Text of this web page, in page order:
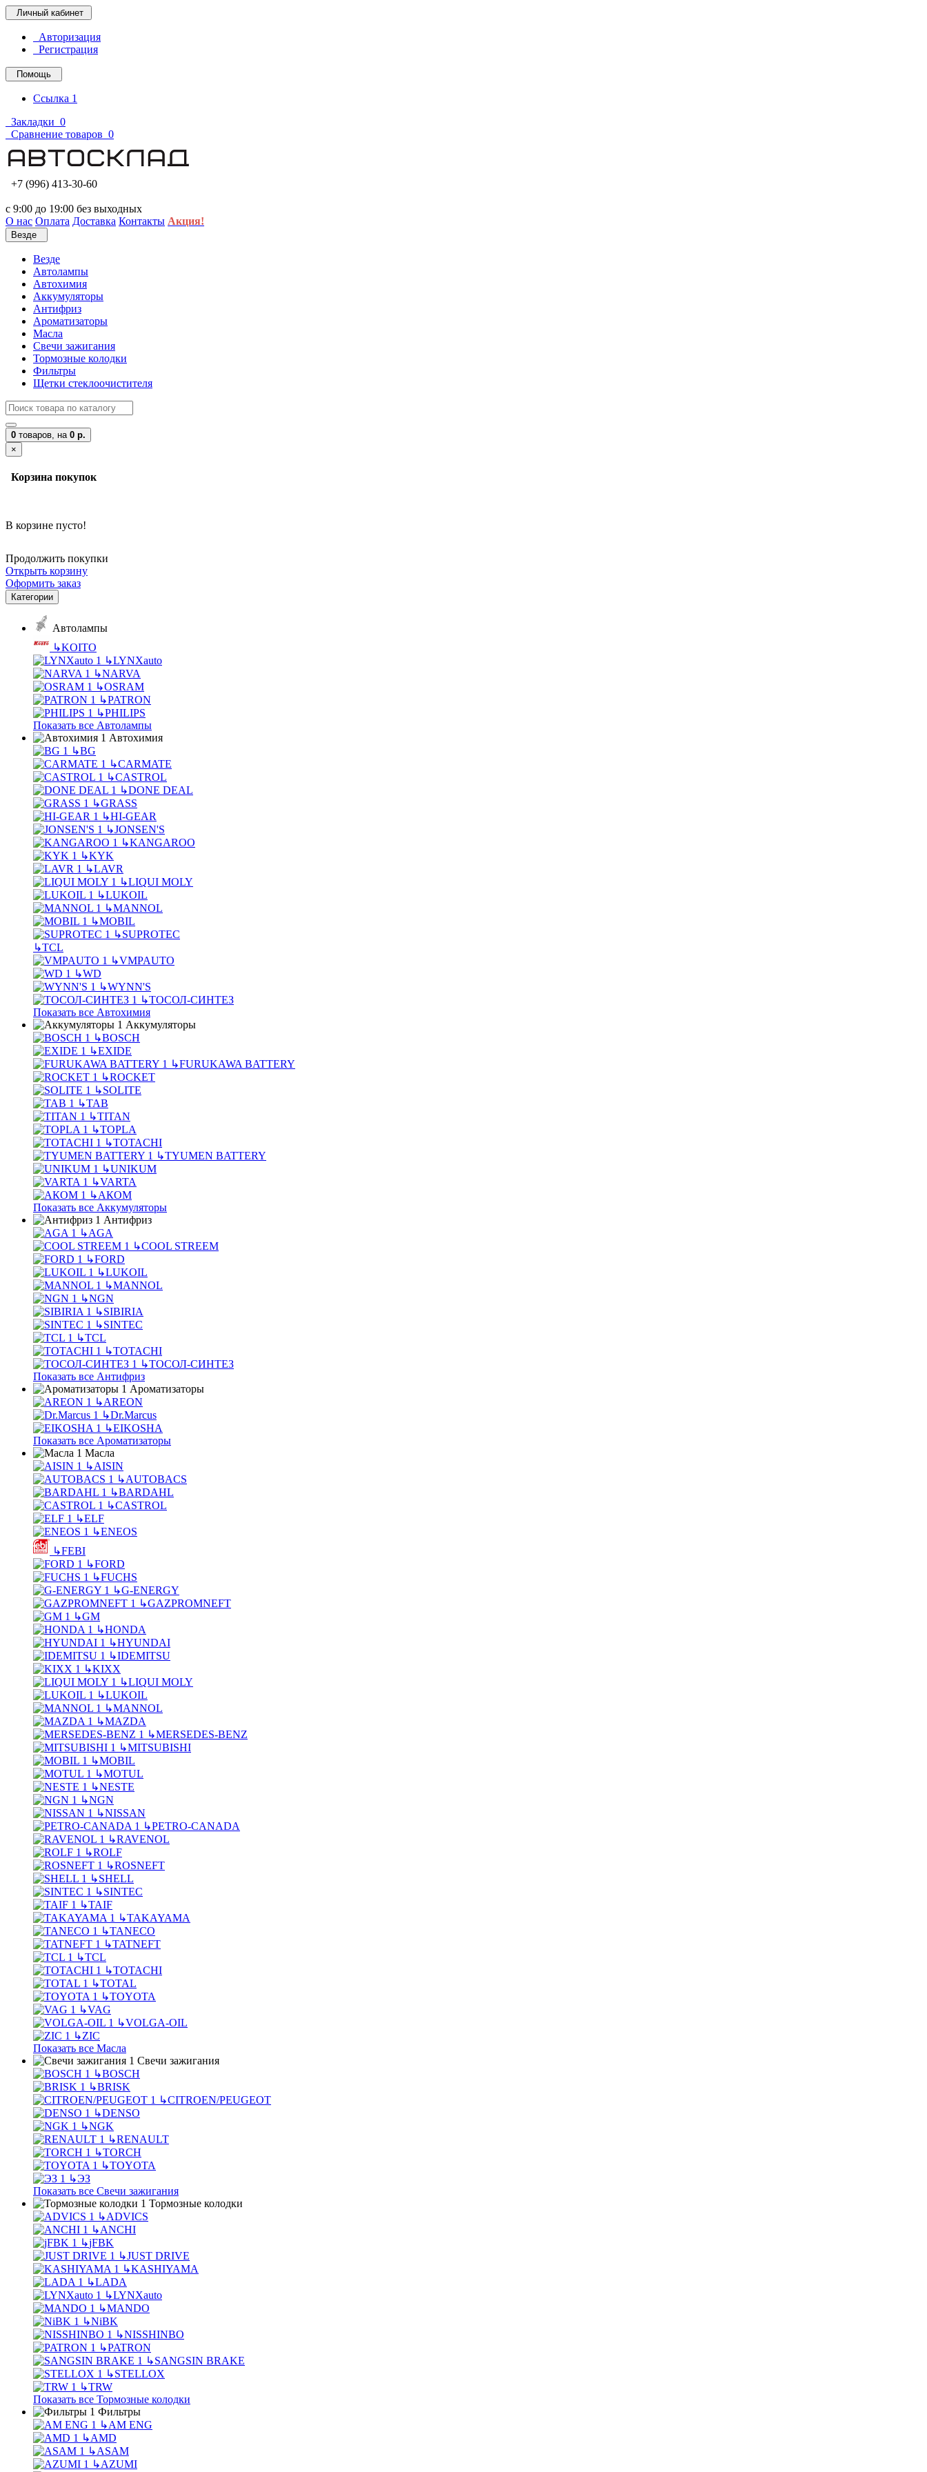
Личный кабинет
Авторизация
Регистрация
Помощь
Ссылка 1
Закладки 0
Сравнение товаров 0
+7 (996) 413-30-60
с 9:00 до 19:00 без выходных
О нас Оплата Доставка Контакты Акция!
Везде
Везде
Автолампы
Автохимия
Аккумуляторы
Антифриз
Ароматизаторы
Масла
Свечи зажигания
Тормозные колодки
Фильтры
Щетки стеклоочистителя
0 товаров, на 0 р.
×
Корзина покупок
В корзине пусто!
Продолжить покупки
Открыть корзину
Оформить заказ
Категории
Автолампы
↳KOITO
↳LYNXauto
↳NARVA
↳OSRAM
↳PATRON
↳PHILIPS
Показать все Автолампы
Автохимия
↳BG
↳CARMATE
↳CASTROL
↳DONE DEAL
↳GRASS
↳HI-GEAR
↳JONSEN'S
↳KANGAROO
↳KYK
↳LAVR
↳LIQUI MOLY
↳LUKOIL
↳MANNOL
↳MOBIL
↳SUPROTEC
↳TCL
↳VMPAUTO
↳WD
↳WYNN'S
↳ТОСОЛ-СИНТЕЗ
Показать все Автохимия
Аккумуляторы
↳BOSCH
↳EXIDE
↳FURUKAWA BATTERY
↳ROCKET
↳SOLITE
↳TAB
↳TITAN
↳TOPLA
↳TOTACHI
↳TYUMEN BATTERY
↳UNIKUM
↳VARTA
↳АКОМ
Показать все Аккумуляторы
Антифриз
↳AGA
↳COOL STREEM
↳FORD
↳LUKOIL
↳MANNOL
↳NGN
↳SIBIRIA
↳SINTEC
↳TCL
↳TOTACHI
↳ТОСОЛ-СИНТЕЗ
Показать все Антифриз
Ароматизаторы
↳AREON
↳Dr.Marcus
↳EIKOSHA
Показать все Ароматизаторы
Масла
↳AISIN
↳AUTOBACS
↳BARDAHL
↳CASTROL
↳ELF
↳ENEOS
↳FEBI
↳FORD
↳FUCHS
↳G-ENERGY
↳GAZPROMNEFT
↳GM
↳HONDA
↳HYUNDAI
↳IDEMITSU
↳KIXX
↳LIQUI MOLY
↳LUKOIL
↳MANNOL
↳MAZDA
↳MERSEDES-BENZ
↳MITSUBISHI
↳MOBIL
↳MOTUL
↳NESTE
↳NGN
↳NISSAN
↳PETRO-CANADA
↳RAVENOL
↳ROLF
↳ROSNEFT
↳SHELL
↳SINTEC
↳TAIF
↳TAKAYAMA
↳TANECO
↳TATNEFT
↳TCL
↳TOTACHI
↳TOTAL
↳TOYOTA
↳VAG
↳VOLGA-OIL
↳ZIC
Показать все Масла
Свечи зажигания
↳BOSCH
↳BRISK
↳CITROEN/PEUGEOT
↳DENSO
↳NGK
↳RENAULT
↳TORCH
↳TOYOTA
↳ЭЗ
Показать все Свечи зажигания
Тормозные колодки
↳ADVICS
↳ANCHI
↳jFBK
↳JUST DRIVE
↳KASHIYAMA
↳LADA
↳LYNXauto
↳MANDO
↳NiBK
↳NISSHINBO
↳PATRON
↳SANGSIN BRAKE
↳STELLOX
↳TRW
Показать все Тормозные колодки
Фильтры
↳AM ENG
↳AMD
↳ASAM
↳AZUMI